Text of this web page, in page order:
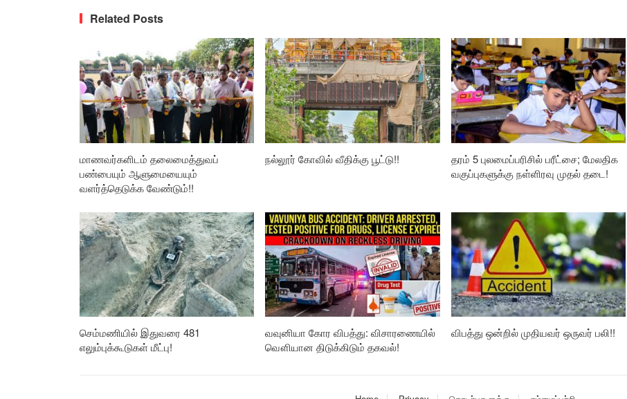
Related Posts
மாணவர்களிடம் தலைமைத்துவப்
பண்பையும் ஆளுமையையும்
வளர்த்தெடுக்க வேண்டும்!!
நல்லூர் கோவில் வீதிக்கு பூட்டு!!
தரம் 5 புலமைப்பரிசில் பரீட்சை; மேலதிக
வகுப்புகளுக்கு நள்ளிரவு முதல் தடை!
செம்மணியில் இதுவரை 481
எலும்புக்கூடுகள் மீட்பு!
வவுனியா கோர விபத்து: விசாரணையில்
வௌியான திடுக்கிடும் தகவல்!
விபத்து ஒன்றில் முதியவர் ஒருவர் பலி!!